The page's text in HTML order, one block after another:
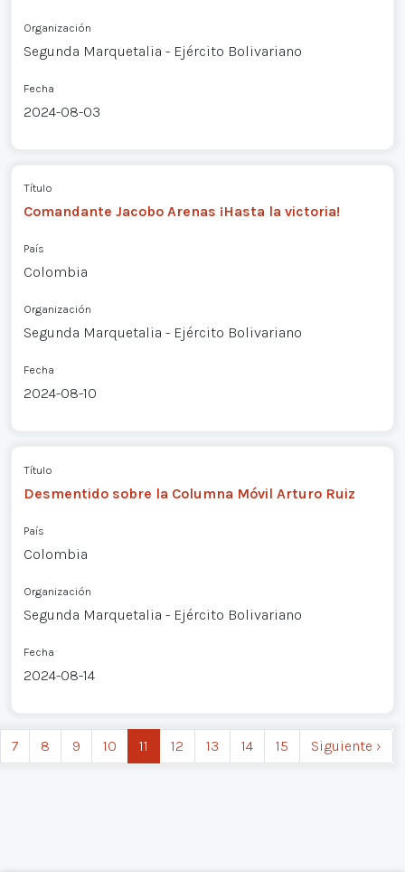
Organización
Segunda Marquetalia - Ejército Bolivariano
Fecha
2024-08-03
Título
Comandante Jacobo Arenas ¡Hasta la victoria!
País
Colombia
Organización
Segunda Marquetalia - Ejército Bolivariano
Fecha
2024-08-10
Título
Desmentido sobre la Columna Móvil Arturo Ruiz
País
Colombia
Organización
Segunda Marquetalia - Ejército Bolivariano
Fecha
2024-08-14
7 8 9 10 11 12 13 14 15 Siguiente ›